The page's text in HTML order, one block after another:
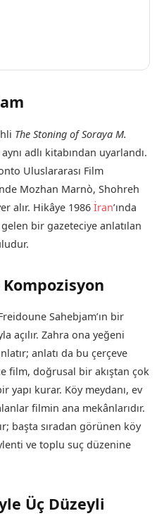
The Stoning of Soraya M.
adlı kitabından uyarlandı.
Uluslararası Film
Mozhan Marnò, Shohreh
alır. Hikâye 1986 İran’ında
bir gazeteciye anlatılan
Kompozisyon
Sahebjam’ın bir
açılır. Zahra ona yeğeni
anlatı da bu çerçeve
film, doğrusal bir akıştan çok
yapı kurar. Köy meydanı, ev
filmin ana mekânlarıdır.
başta sıradan görünen köy
ve toplu suç düzenine
Üç Düzeyli